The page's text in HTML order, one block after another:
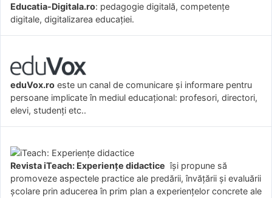
Educatia-Digitala.ro: pedagogie digitală, competențe
digitale, digitalizarea educației.
eduVox.ro este un canal de comunicare și informare pentru
persoane implicate în mediul educațional: profesori, directori,
elevi, studenți etc..
Revista iTeach: Experienţe didactice îşi propune să
promoveze aspectele practice ale predării, învăţării şi evaluării
şcolare prin aducerea în prim plan a experienţelor concrete ale